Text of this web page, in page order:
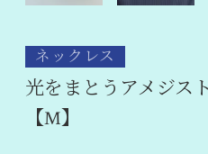
ネックレス
光をまとうアメジス
【M】